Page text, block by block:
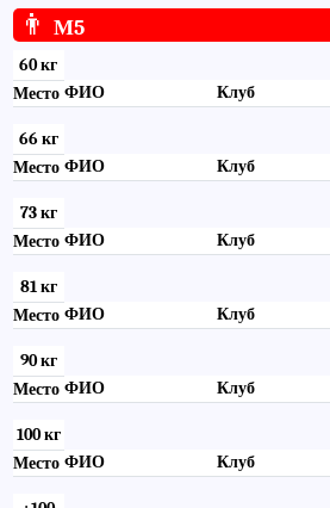
👨 М5
60 кг
Место ФИО Клуб
66 кг
Место ФИО Клуб
73 кг
Место ФИО Клуб
81 кг
Место ФИО Клуб
90 кг
Место ФИО Клуб
100 кг
Место ФИО Клуб